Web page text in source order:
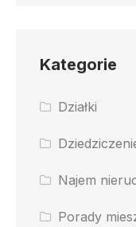
Kategorie
Działki
Najem
Porady